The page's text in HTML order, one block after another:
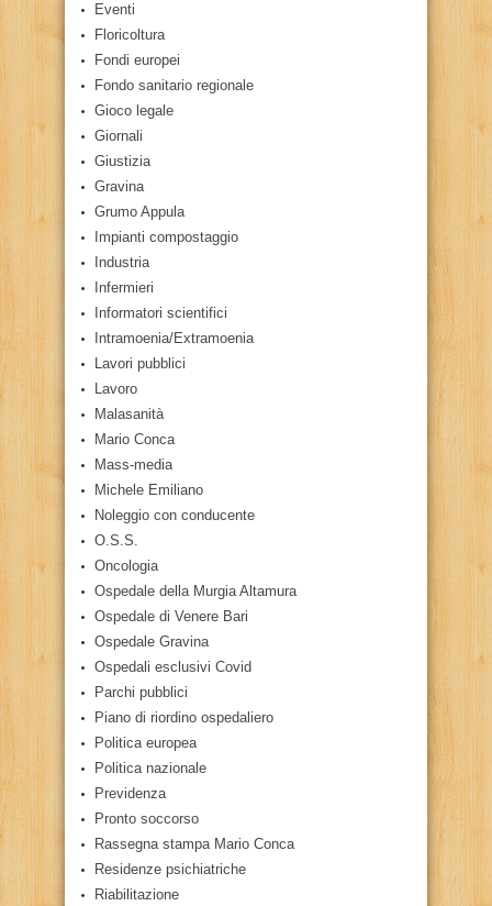
Eventi
Floricoltura
Fondi europei
Fondo sanitario regionale
Gioco legale
Giornali
Giustizia
Gravina
Grumo Appula
Impianti compostaggio
Industria
Infermieri
Informatori scientifici
Intramoenia/Extramoenia
Lavori pubblici
Lavoro
Malasanità
Mario Conca
Mass-media
Michele Emiliano
Noleggio con conducente
O.S.S.
Oncologia
Ospedale della Murgia Altamura
Ospedale di Venere Bari
Ospedale Gravina
Ospedali esclusivi Covid
Parchi pubblici
Piano di riordino ospedaliero
Politica europea
Politica nazionale
Previdenza
Pronto soccorso
Rassegna stampa Mario Conca
Residenze psichiatriche
Riabilitazione